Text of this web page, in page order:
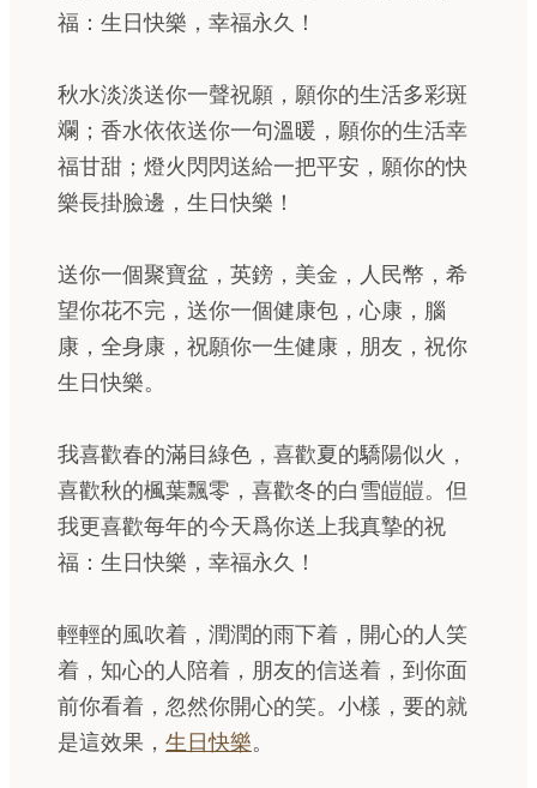
福：生日快樂，幸福永久！
秋水淡淡送你一聲祝願，願你的生活多彩斑
斕；香水依依送你一句溫暖，願你的生活幸
福甘甜；燈火閃閃送給一把平安，願你的快
樂長掛臉邊，生日快樂！
送你一個聚寶盆，英鎊，美金，人民幣，希
望你花不完，送你一個健康包，心康，腦
康，全身康，祝願你一生健康，朋友，祝你
生日快樂。
我喜歡春的滿目綠色，喜歡夏的驕陽似火，
喜歡秋的楓葉飄零，喜歡冬的白雪皚皚。但
我更喜歡每年的今天爲你送上我真摯的祝
福：生日快樂，幸福永久！
輕輕的風吹着，潤潤的雨下着，開心的人笑
着，知心的人陪着，朋友的信送着，到你面
前你看着，忽然你開心的笑。小樣，要的就
是這效果， 生日快樂。